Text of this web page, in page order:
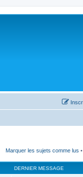
Marquer les sujets comme lus
DERNIER MESSAGE